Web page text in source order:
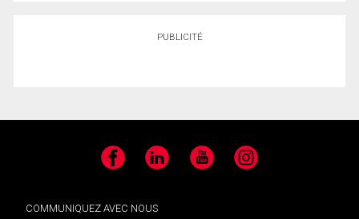
PUBLICITÉ
Facebook LinkedIn YouTube Instagram
COMMUNIQUEZ AVEC NOUS